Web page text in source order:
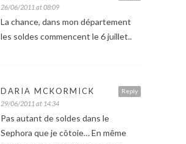
26/06/2011 at 08:09
La chance, dans mon département
les soldes commencent le 6 juillet..
Reply
DARIA MCKORMICK
29/06/2011 at 14:34
Pas autant de soldes dans le
Sephora que je côtoie… En même